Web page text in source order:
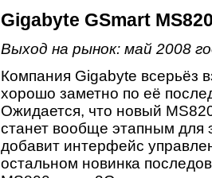
Gigabyte GSmart
Выход на рынок: май 2008
Компания Gigabyte всерьёз
хорошо заметно по её
Ожидается, что новый
станет вообще этапным для
добавит интерфейс
остальном новинка